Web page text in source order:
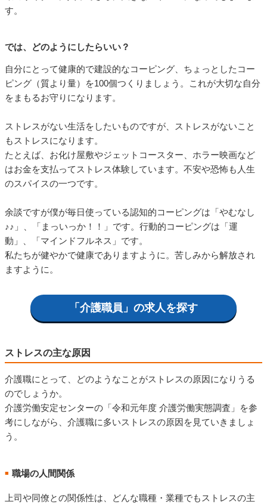
す。
では、どのようにしたらいい？
自分にとって健康的で建設的なコーピング、ちょっとしたコー
ピング（質より量）を100個つくりましょう。これが大切な自分
をまもるお守りになります。
ストレスがない生活をしたいものですが、ストレスがないこと
もストレスになります。
たとえば、お化け屋敷やジェットコースター、ホラー映画など
はお金を支払ってストレス体験しています。不安や恐怖も人生
のスパイスの一つです。
余談ですが僕が毎日使っている認知的コーピングは「やむなし
♪♪」、「まっいっか！！」です。行動的コーピングは「運
動」、「マインドフルネス」です。
私たちが健やかで健康でありますように。苦しみから解放され
ますように。
「介護職員」の求人を探す
ストレスの主な原因
介護職にとって、どのようなことがストレスの原因になりうる
のでしょうか。
介護労働安定センターの「令和元年度 介護労働実態調査」を参
考にしながら、介護職に多いストレスの原因を見ていきましょ
う。
■ 職場の人間関係
上司や同僚との関係性は、どんな職種・業種でもストレスの主